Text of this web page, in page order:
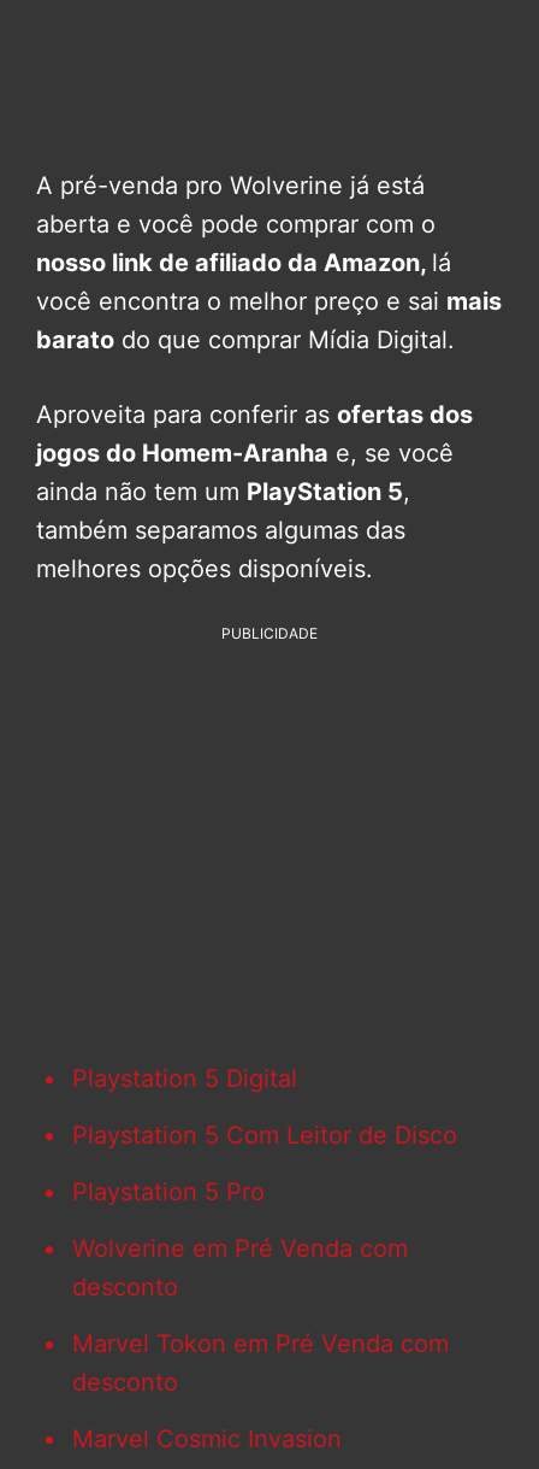
A pré-venda pro Wolverine já está
aberta e você pode comprar com o
nosso link de afiliado da Amazon, lá
você encontra o melhor preço e sai mais
barato do que comprar Mídia Digital.
Aproveita para conferir as ofertas dos
jogos do Homem-Aranha e, se você
ainda não tem um PlayStation 5,
também separamos algumas das
melhores opções disponíveis.
PUBLICIDADE
Playstation 5 Digital
Playstation 5 Com Leitor de Disco
Playstation 5 Pro
Wolverine em Pré Venda com
desconto
Marvel Tokon em Pré Venda com
desconto
Marvel Cosmic Invasion